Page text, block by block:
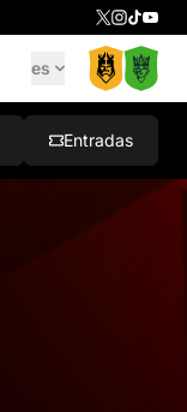
es
Entradas